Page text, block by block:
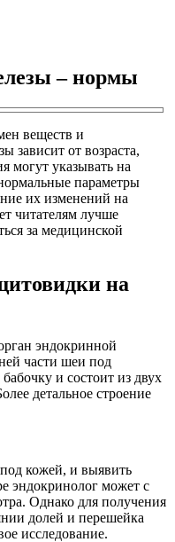
– нормы
веществ и
зависит от возраста,
могут указывать на
параметры
их изменений на
читателям лучше
за медицинской
на
эндокринной
части шеи под
и состоит из двух
детальное строение
кожей, и выявить
эндокринолог может с
Однако для получения
долей и перешейка
исследование.